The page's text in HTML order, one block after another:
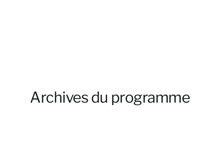
Archives du programme